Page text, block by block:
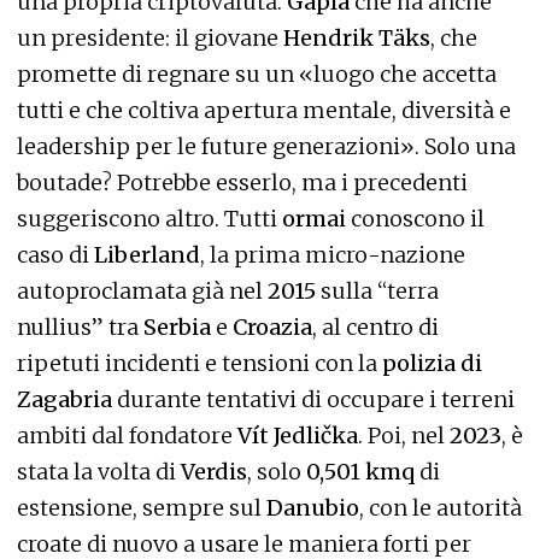
un presidente: il giovane Hendrik Täks, che
promette di regnare su un «luogo che accetta
tutti e che coltiva apertura mentale, diversità e
leadership per le future generazioni». Solo una
boutade? Potrebbe esserlo, ma i precedenti
suggeriscono altro. Tutti ormai conoscono il
caso diLiberland, la prima micro-nazione
autoproclamata già nel2015 sulla “terra
nullius” tra Serbia e Croazia, al centro di
ripetuti incidenti e tensioni con la polizia di
Zagabria durante tentativi di occupare i terreni
ambiti dal fondatoreVít Jedlička. Poi, nel2023, è
stata la volta diVerdis, solo 0,501 kmq di
estensione, sempre sulDanubio, con le autorità
croate di nuovo a usare le maniera forti per